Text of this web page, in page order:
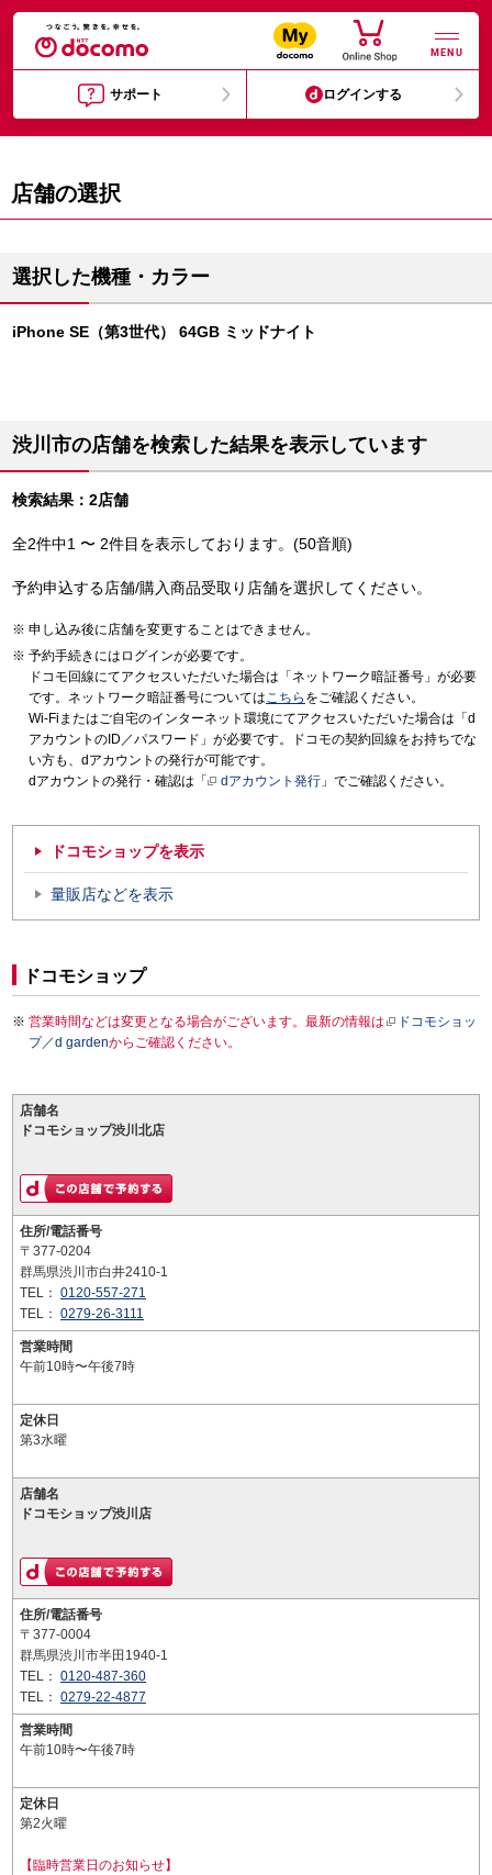
MENU
サポート ログインする
店舗の選択
選択した機種・カラー
iPhone SE（第3世代） 64GB ミッドナイト
渋川市の店舗を検索した結果を表示しています
検索結果：2店舗
全2件中1 〜 2件目を表示しております。(50音順)
予約申込する店舗/購入商品受取り店舗を選択してください。
申し込み後に店舗を変更することはできません。
予約手続きにはログインが必要です。
ドコモ回線にてアクセスいただいた場合は「ネットワーク暗証番号」が必要
です。ネットワーク暗証番号についてはこちら をご確認ください。
Wi-Fiまたはご自宅のインターネット環境にてアクセスいただいた場合は「d
アカウントのID／パスワード」が必要です。ドコモの契約回線をお持ちでな
い方も、dアカウントの発行が可能です。
dアカウントの発行・確認は「
dアカウント発行 」でご確認ください。
ドコモショップを表示
量販店などを表示
ドコモショップ
営業時間などは変更となる場合がございます。最新の情報は
ドコモショッ
プ／d gardenからご確認ください。
店舗名
ドコモショップ渋川北店
住所/電話番号
〒377-0204
群馬県渋川市白井2410-1
TEL： 0120-557-271
TEL： 0279-26-3111
営業時間
午前10時〜午後7時
定休日
第3水曜
店舗名
ドコモショップ渋川店
住所/電話番号
〒377-0004
群馬県渋川市半田1940-1
TEL： 0120-487-360
TEL： 0279-22-4877
営業時間
午前10時〜午後7時
定休日
第2火曜
【臨時営業日のお知らせ】